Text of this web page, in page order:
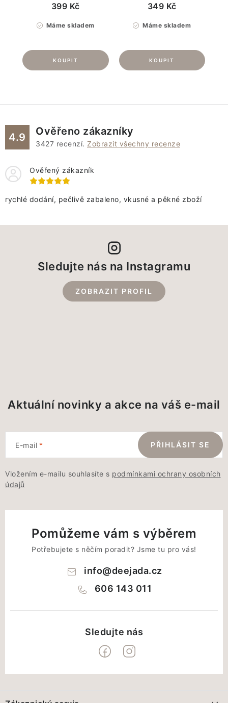
Máme skladem
399 Kč
Máme skladem
349 Kč
4.9 Ověřeno zákazníky
3427 recenzí. Zobrazit všechny recenze
Ověřený zákazník
rychlé dodání, pečlivě zabaleno, vkusné a pěkné zboží
Sledujte nás na Instagramu
ZOBRAZIT PROFIL
Aktuální novinky a akce na váš e-mail
E-mail
Vložením e-mailu souhlasíte s podmínkami ochrany osobních
údajů
PŘIHLÁSIT SE
Pomůžeme vám s výběrem
Potřebujete s něčím poradit? Jsme tu pro vás!
info@deejada.cz
606 143 011